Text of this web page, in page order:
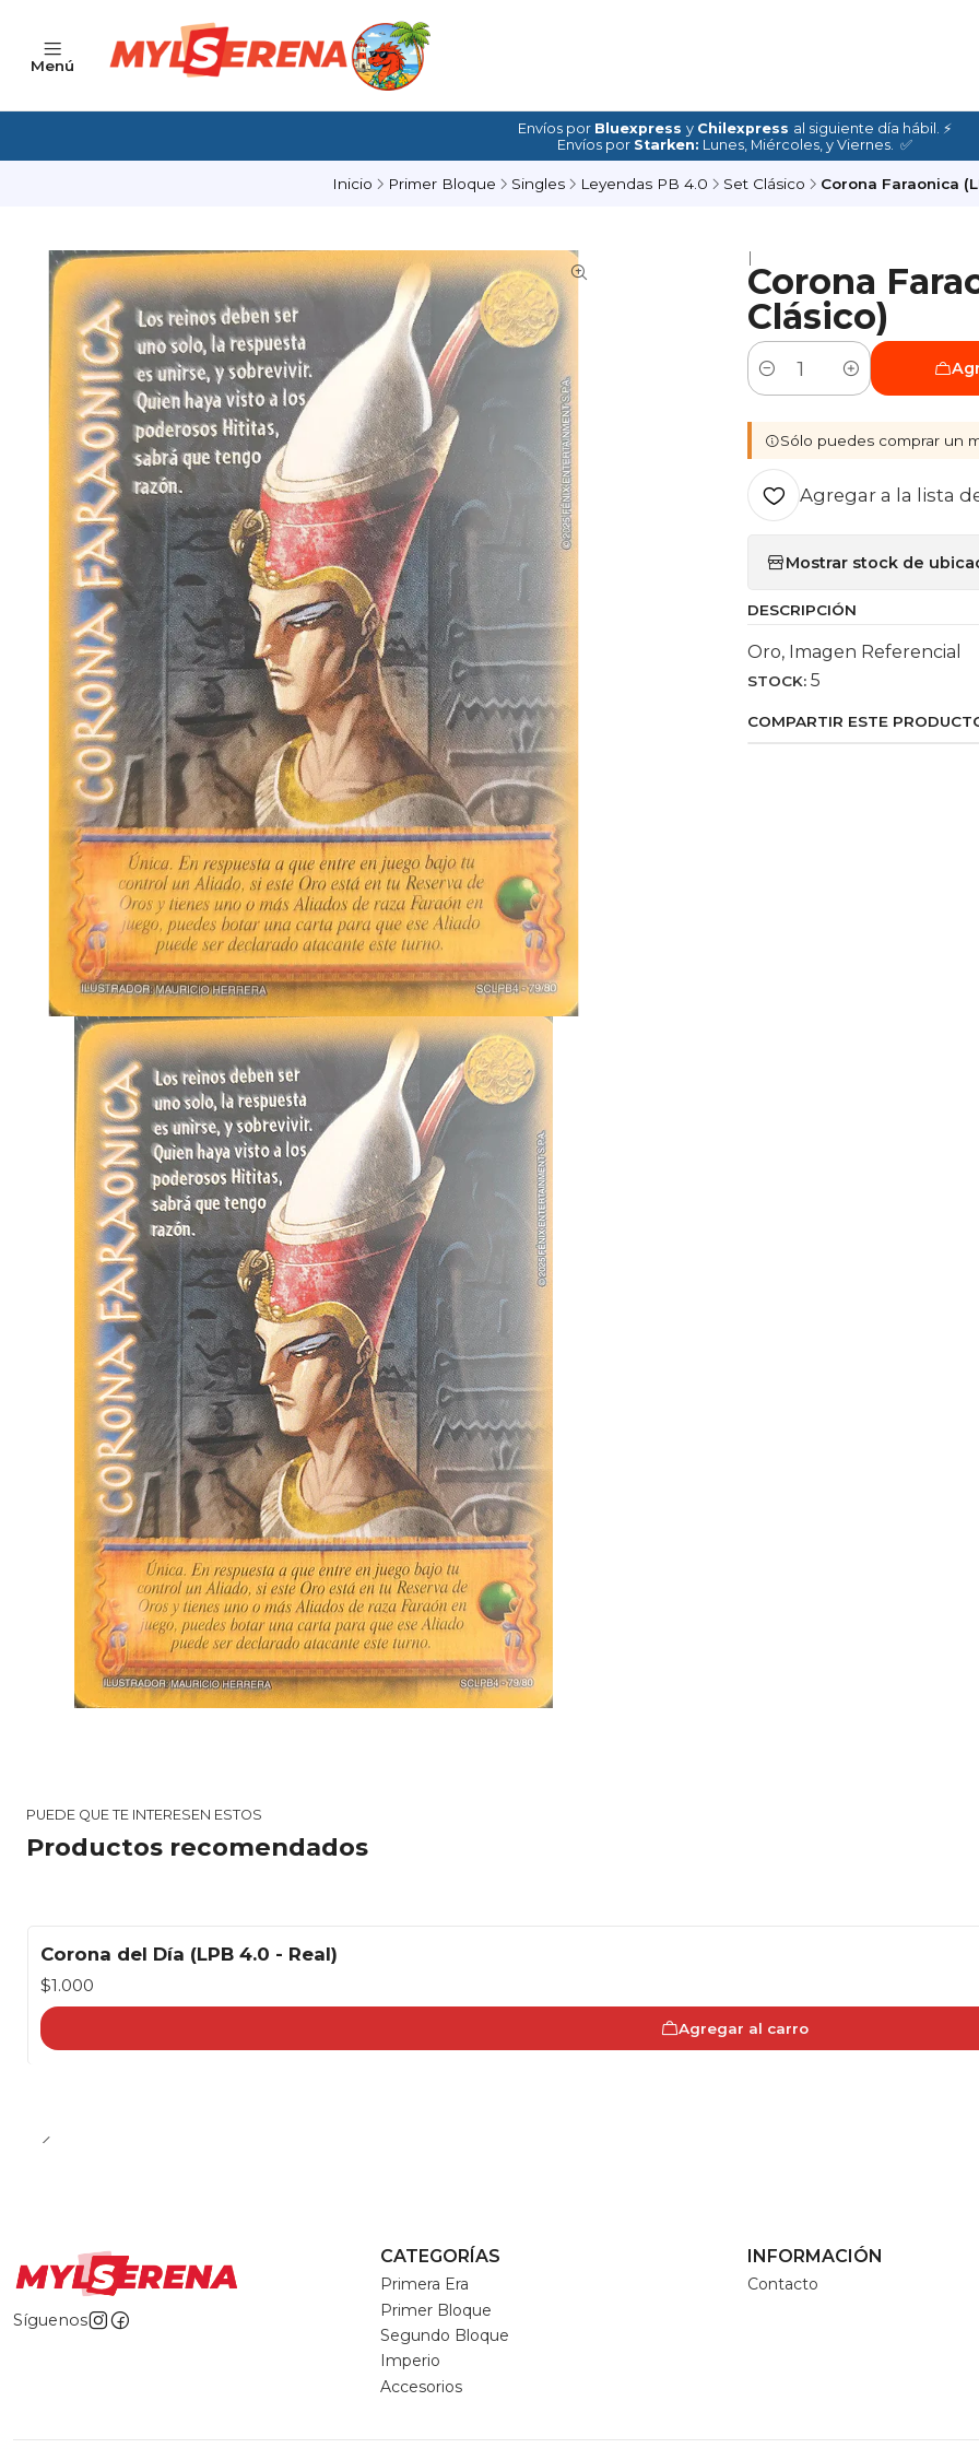
Menú
Envíos por Bluexpress y Chilexpress al siguiente día hábil. ⚡
Envíos por Starken: Lunes, Miércoles, y Viernes. ✅
Inicio Primer Bloque Singles Leyendas PB 4.0 Set Clásico Corona Faraonica
|
Corona
Clásico)
Cantidad
Sólo puedes comprar un
Agregar a la lista
Mostrar stock de
DESCRIPCIÓN
Oro, Imagen Referencial
STOCK: 5
COMPARTIR ESTE
PUEDE QUE TE INTERESEN ESTOS
Productos recomendados
Corona del Día (LPB 4.0 - Real)
$1.000
Agregar al carro
Síguenos
CATEGORÍAS
Primera Era
Primer Bloque
Segundo Bloque
Imperio
Accesorios
INFORMACIÓN
Contacto